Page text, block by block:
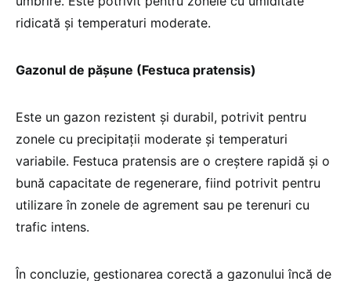
ridicată și temperaturi moderate.
Gazonul de pășune (Festuca pratensis)
Este un gazon rezistent și durabil, potrivit pentru
zonele cu precipitații moderate și temperaturi
variabile. Festuca pratensis are o creștere rapidă și o
bună capacitate de regenerare, fiind potrivit pentru
utilizare în zonele de agrement sau pe terenuri cu
trafic intens.
În concluzie, gestionarea corectă a gazonului încă de